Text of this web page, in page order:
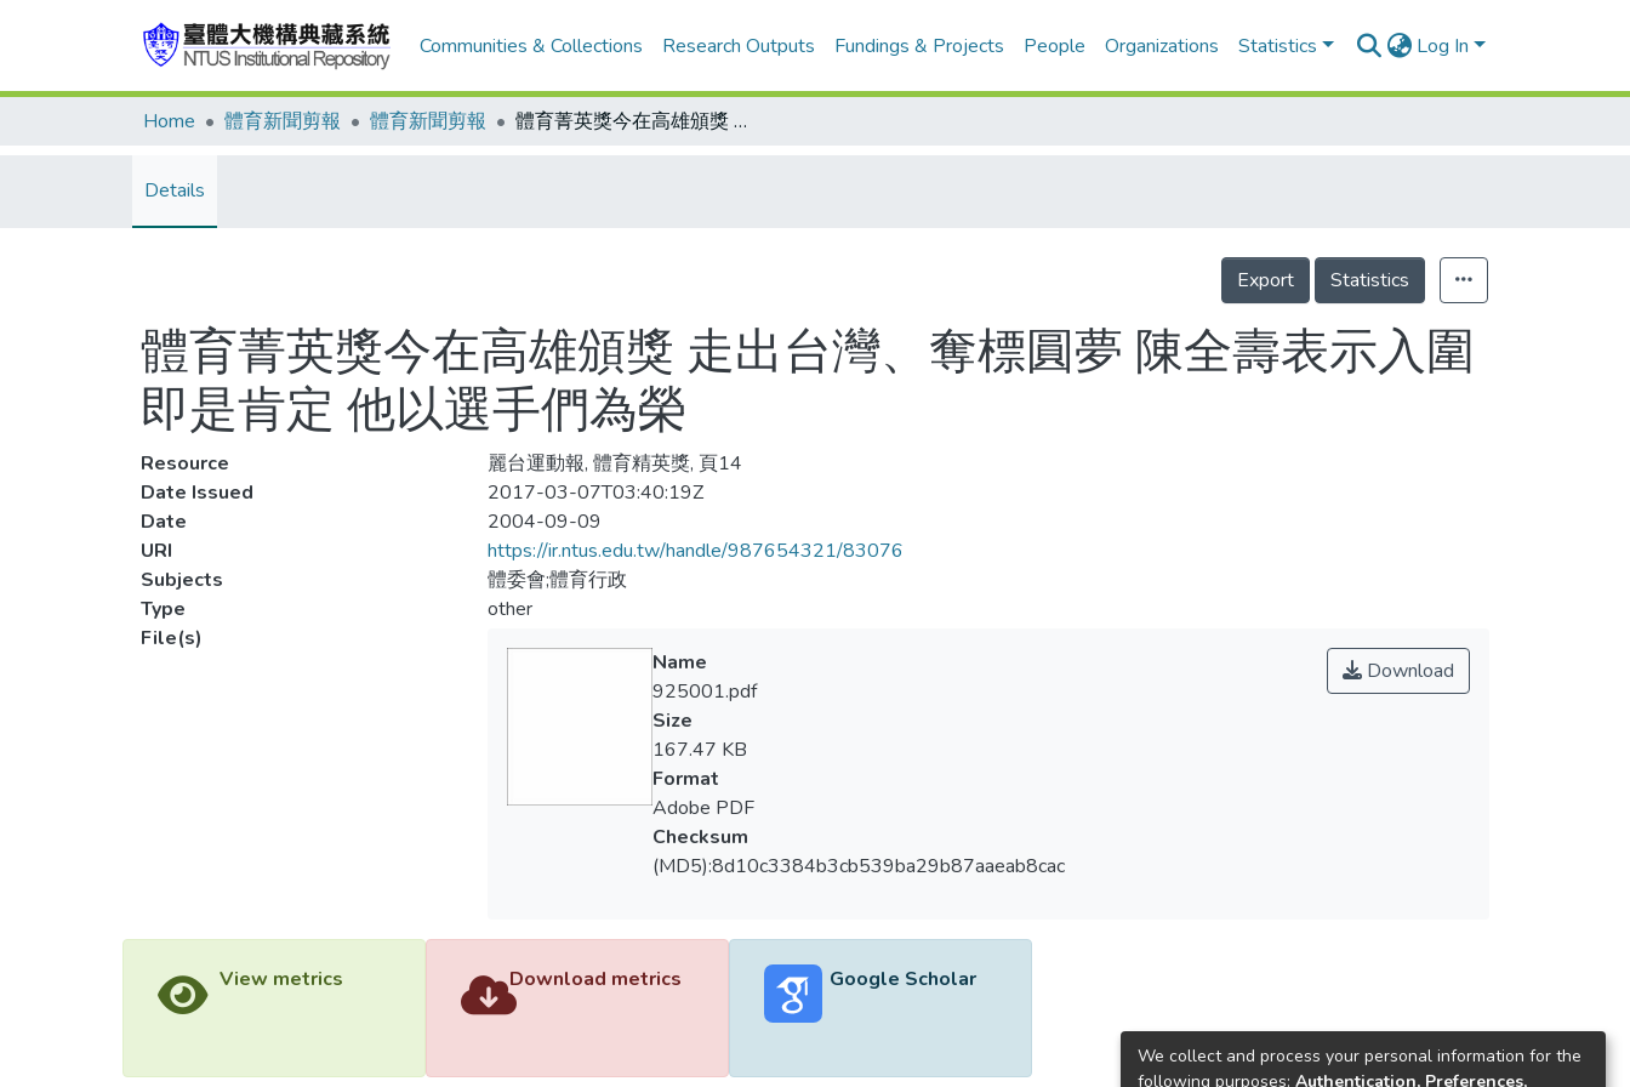
Communities & Collections Research Outputs Fundings & Projects People Organizations Statistics Log In
Home 體育新聞剪報 體育新聞剪報 體育菁英獎今在高雄頒獎 走出台灣、奪標圓夢 陳全壽表示入圍即是肯定 他以選手們為榮
Details
Export Statistics
體育菁英獎今在高雄頒獎 走出台灣、奪標圓夢 陳全壽表示入圍
即是肯定 他以選手們為榮
Resource
麗台運動報, 體育精英獎, 頁14
Date Issued
2017-03-07T03:40:19Z
Date
2004-09-09
URI
https://ir.ntus.edu.tw/handle/987654321/83076
Subjects
體委會;體育行政
Type
other
File(s)
Download
Name
925001.pdf
Size
167.47 KB
Format
Adobe PDF
Checksum
(MD5):8d10c3384b3cb539ba29b87aaeab8cac
View metrics Download metrics Google Scholar
We collect and process your personal information for the
following purposes: Authentication, Preferences,